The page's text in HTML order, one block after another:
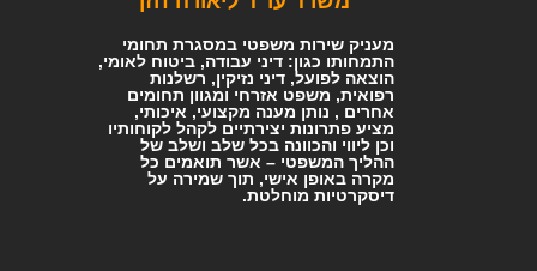
מעניק שירות משפטי במסגרת תחומי
התמחותו כגון: דיני עבודה, ביטוח לאומי,
הוצאה לפועל, דיני נזיקין, רשלנות
רפואית, משפט אזרחי ומגוון תחומים
אחרים , נותן מענה מקצועי, איכותי,
מציע פתרונות יצירתיים לקהל לקוחותיו
וכן ליווי והכוונה בכל שלב ושלב של
ההליך המשפטי – אשר תואמים כל
מקרה באופן אישי, תוך שמירה על
דיסקרטיות מוחלטת.